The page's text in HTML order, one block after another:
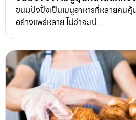
ขนมปังปิ้งเป็นเมนูอาหารที่หลายคนคุ้
อย่างแพร่หลาย ไม่ว่าจะเป...